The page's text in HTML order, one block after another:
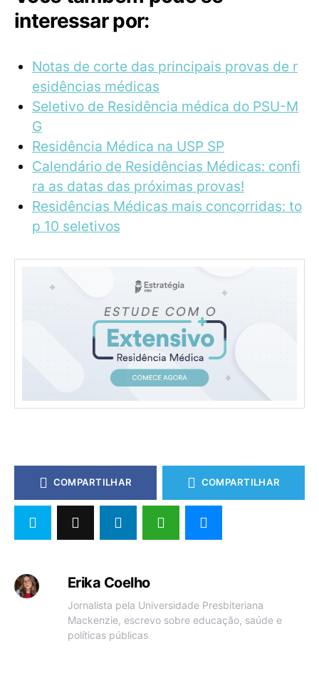
interessar por:
Notas de corte das principais provas de r
esidências médicas
Seletivo de Residência médica do PSU-M
G
Residência Médica na USP SP
Calendário de Residências Médicas: confi
ra as datas das próximas provas!
Residências Médicas mais concorridas: to
p 10 seletivos
COMPARTILHAR COMPARTILHAR
Erika Coelho
Jornalista pela Universidade Presbiteriana
Mackenzie, escrevo sobre educação, saúde e
políticas públicas